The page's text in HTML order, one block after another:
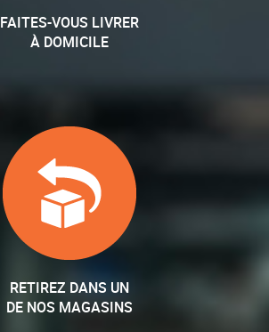
FAITES-VOUS LIVRER
À DOMICILE
RETIREZ DANS UN
DE NOS MAGASINS